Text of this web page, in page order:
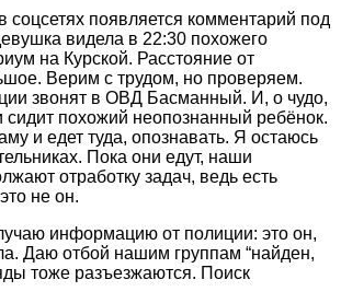
соцсетях появляется комментарий под
видела в 22:30 похожего
на Курской. Расстояние от
Верим с трудом, но проверяем.
звонят в ОВД Басманный. И, о чудо,
сидит похожий неопознанный ребёнок.
и едет туда, опознавать. Я остаюсь
Пока они едут, наши
отработку задач, ведь есть
не он.
информацию от полиции: это он,
Даю отбой нашим группам “найден,
тоже разъезжаются. Поиск